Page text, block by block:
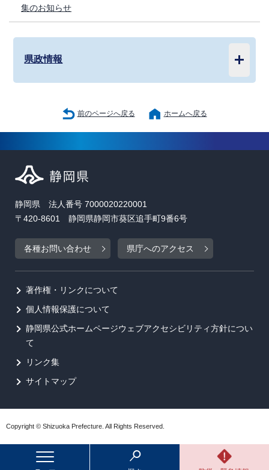
集のお知らせ
県政情報
前のページへ戻る ホームへ戻る
静岡県 法人番号 7000020220001
〒420-8601 静岡県静岡市葵区追手町9番6号
各種お問い合わせ 県庁へのアクセス
著作権・リンクについて
個人情報保護について
静岡県公式ホームページウェブアクセシビリティ方針につい
て
リンク集
サイトマップ
Copyright © Shizuoka Prefecture. All Rights Reserved.